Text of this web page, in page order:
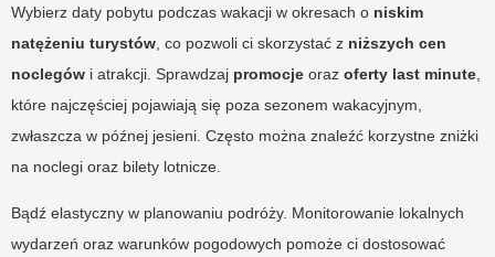
Wybierz daty pobytu podczas wakacji w okresach o niskim
natężeniu turystów , co pozwoli ci skorzystać z niższych cen
noclegów i atrakcji. Sprawdzaj promocje oraz oferty last minute
które najczęściej pojawiają się poza sezonem wakacyjnym,
zwłaszcza w późnej jesieni. Często można znaleźć korzystne zniżki
na noclegi oraz bilety lotnicze.
Bądź elastyczny w planowaniu podróży. Monitorowanie lokalnych
wydarzeń oraz warunków pogodowych pomoże ci dostosować